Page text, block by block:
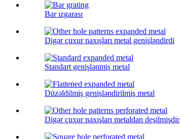
Bar ızgarası
Digər çuxur naxışları metal genişləndirdi
Standart genişlənmiş metal
Düzəldilmiş genişləndirilmiş metal
Digər çuxur naxışları metaldan deşilmişdir